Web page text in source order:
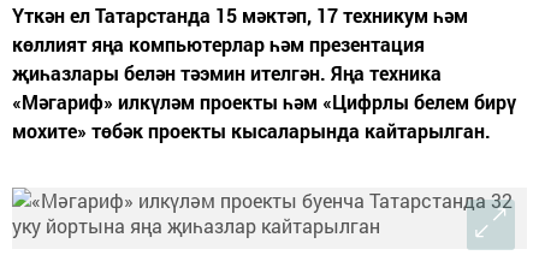
Үткән ел Татарстанда 15 мәктәп, 17 техникум һәм
көллият яңа компьютерлар һәм презентация
җиһазлары белән тәэмин ителгән. Яңа техника
«Мәгариф» илкүләм проекты һәм «Цифрлы белем бирү
мохите» төбәк проекты кысаларында кайтарылган.